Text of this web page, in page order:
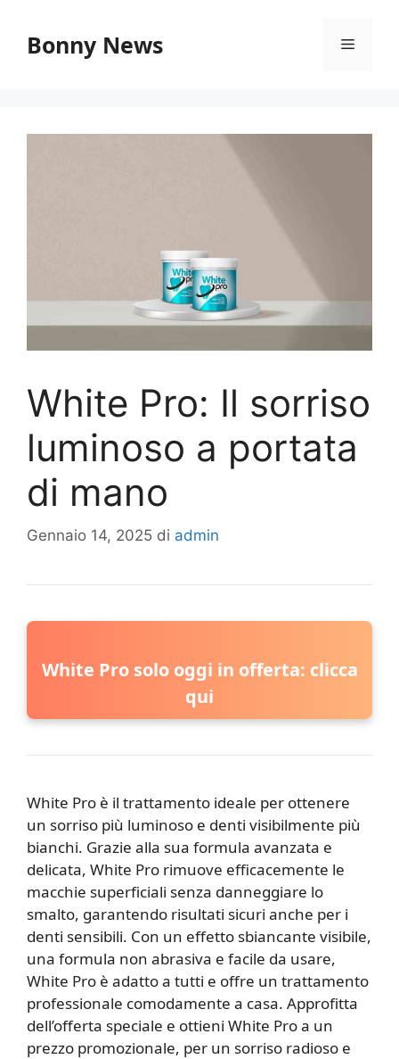
contenuto
Bonny News Menu
White Pro: Il sorriso
luminoso a portata
di mano
Gennaio 14, 2025 di admin
White Pro solo oggi in offerta: clicca
qui
White Pro è il trattamento ideale per ottenere
un sorriso più luminoso e denti visibilmente più
bianchi. Grazie alla sua formula avanzata e
delicata, White Pro rimuove efficacemente le
macchie superficiali senza danneggiare lo
smalto, garantendo risultati sicuri anche per i
denti sensibili. Con un effetto sbiancante visibile,
una formula non abrasiva e facile da usare,
White Pro è adatto a tutti e offre un trattamento
professionale comodamente a casa. Approfitta
dell’offerta speciale e ottieni White Pro a un
prezzo promozionale, per un sorriso radioso e